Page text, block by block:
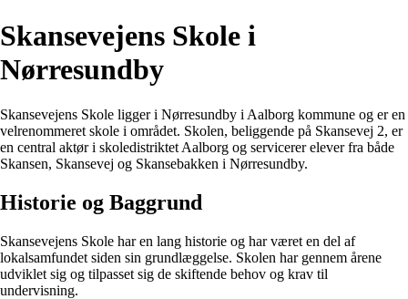
Skansevejens Skole i
Nørresundby
Skansevejens Skole ligger i Nørresundby i Aalborg kommune og er en
velrenommeret skole i området. Skolen, beliggende på Skansevej 2, er
en central aktør i skoledistriktet Aalborg og servicerer elever fra både
Skansen, Skansevej og Skansebakken i Nørresundby.
Historie og Baggrund
Skansevejens Skole har en lang historie og har været en del af
lokalsamfundet siden sin grundlæggelse. Skolen har gennem årene
udviklet sig og tilpasset sig de skiftende behov og krav til
undervisning.